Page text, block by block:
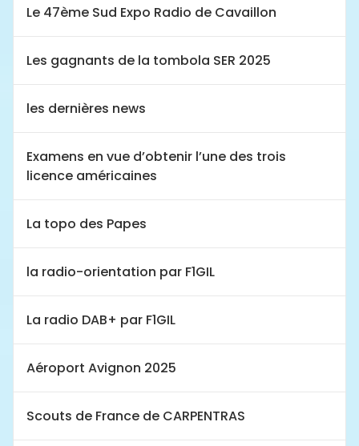
Le 47ème Sud Expo Radio de Cavaillon
Les gagnants de la tombola SER 2025
les dernières news
Examens en vue d’obtenir l’une des trois
licence américaines
La topo des Papes
la radio-orientation par F1GIL
La radio DAB+ par F1GIL
Aéroport Avignon 2025
Scouts de France de CARPENTRAS